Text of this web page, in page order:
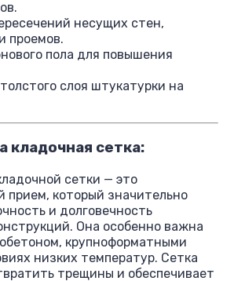
несущих стен,
проемов.
пола для повышения
слоя штукатурки на
кладочная сетка:
сетки — это
прием, который значительно
и долговечность
Она особенно важна
крупноформатными
низких температур. Сетка
трещины и обеспечивает